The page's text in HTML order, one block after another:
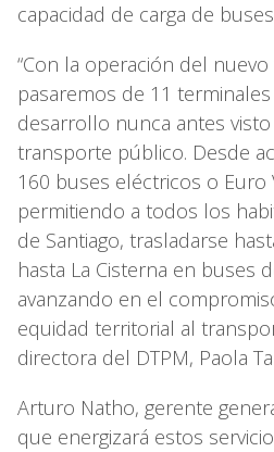
capacidad de carga de
“Con la operación del
pasaremos de 11
desarrollo nunca antes
transporte público. Desde
160 buses eléctricos o Euro
permitiendo a todos los
de Santiago, trasladarse
hasta La Cisterna en buses
avanzando en el
equidad territorial al
directora del DTPM, Paola
Arturo Natho, gerente
que energizará estos